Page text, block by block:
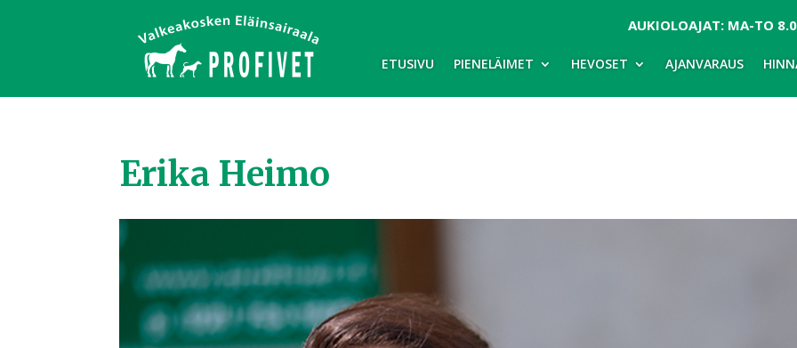
AUKIOLOAJAT: MA-TO
ETUSIVU PIENELÄIMET HEVOSET AJANVARAUS
Erika Heimo